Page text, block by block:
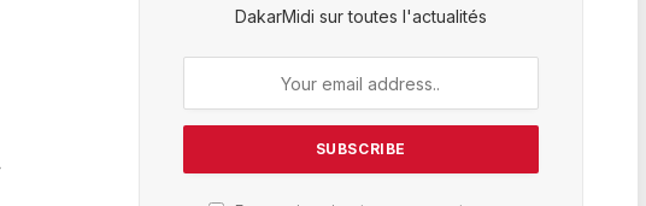
DakarMidi sur toutes l'actualités